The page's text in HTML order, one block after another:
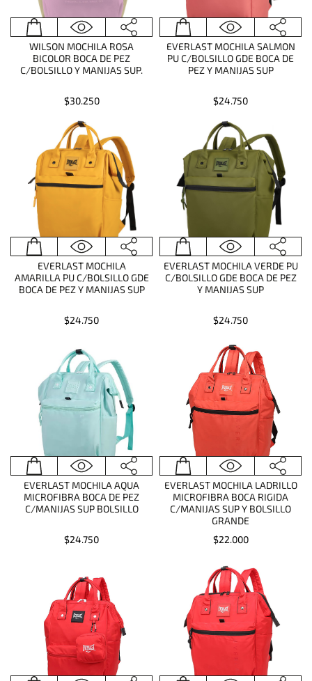
WILSON MOCHILA ROSA
BICOLOR BOCA DE PEZ
C/BOLSILLO Y MANIJAS SUP.
$30.250
EVERLAST MOCHILA SALMON
PU C/BOLSILLO GDE BOCA DE
PEZ Y MANIJAS SUP
$24.750
EVERLAST MOCHILA
AMARILLA PU C/BOLSILLO GDE
BOCA DE PEZ Y MANIJAS SUP
$24.750
EVERLAST MOCHILA VERDE PU
C/BOLSILLO GDE BOCA DE PEZ
Y MANIJAS SUP
$24.750
EVERLAST MOCHILA AQUA
MICROFIBRA BOCA DE PEZ
C/MANIJAS SUP BOLSILLO
$24.750
EVERLAST MOCHILA LADRILLO
MICROFIBRA BOCA RIGIDA
C/MANIJAS SUP Y BOLSILLO
GRANDE
$22.000